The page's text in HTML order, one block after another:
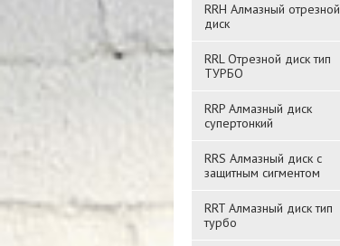
RRH Алмазный отрезной
диск
RRL Отрезной диск тип
ТУРБО
RRP Алмазный диск
супертонкий
RRS Алмазный диск с
защитным сигментом
RRT Алмазный диск тип
турбо
Подробнее